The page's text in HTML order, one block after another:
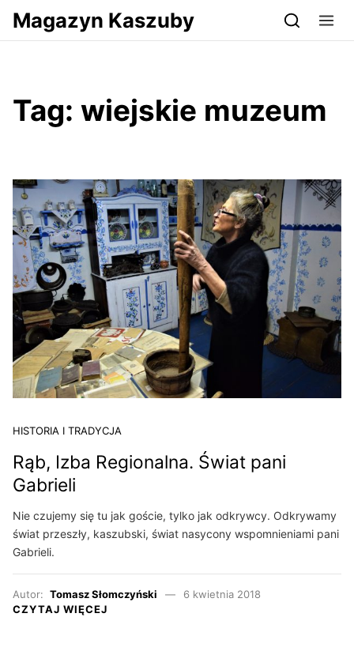
Przejdź do serwisu magazynkaszuby.pl
Magazyn Kaszuby
Tag: wiejskie muzeum
HISTORIA I TRADYCJA
Rąb, Izba Regionalna. Świat pani
Gabrieli
Nie czujemy się tu jak goście, tylko jak odkrywcy. Odkrywamy
świat przeszły, kaszubski, świat nasycony wspomnieniami pani
Gabrieli.
Autor: Tomasz Słomczyński
6 kwietnia 2018
CZYTAJ WIĘCEJ